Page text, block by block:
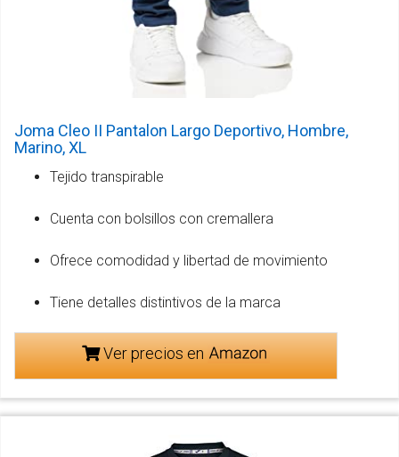
Joma Cleo II Pantalon Largo Deportivo, Hombre,
Marino, XL
Tejido transpirable
Cuenta con bolsillos con cremallera
Ofrece comodidad y libertad de movimiento
Tiene detalles distintivos de la marca
Ver precios en